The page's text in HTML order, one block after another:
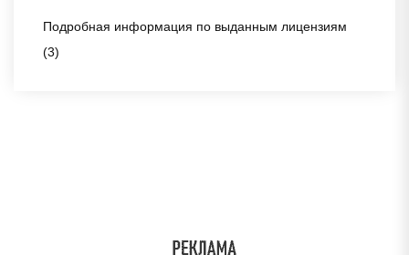
Подробная информация по выданным лицензиям
(3)